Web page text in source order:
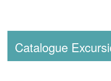
Catalogue